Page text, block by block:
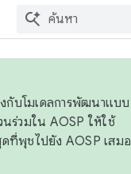
กับโมเดลการพัฒนาแบบ
ร่วมใน AOSP ให้ใช้
ที่พุชไปยัง AOSP เสมอ